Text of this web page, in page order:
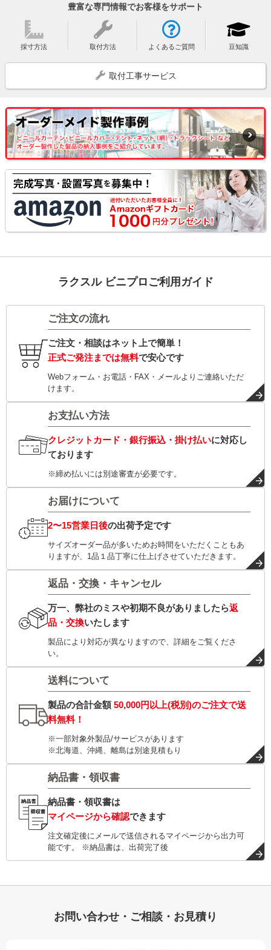
豊富な専門情報でお客様をサポート
採寸方法 取付方法 よくあるご質問 豆知識
取付工事サービス
ラクスル ビニプロご利用ガイド
ご注文の流れ
ご注文・相談はネット上で簡単！
正式ご発注までは無料で安心です
Webフォーム・お電話・FAX・メールよりご連絡いただ
けます。
お支払い方法
クレジットカード・銀行振込・掛け払いに対応し
ております
※締め払いには別途審査が必要です。
お届けについて
2〜15営業日後の出荷予定です
サイズオーダー品が多いためお時間をいただくこともあ
りますが、1品１品丁寧に仕上げさせていただきます。
返品・交換・キャンセル
万一、弊社のミスや初期不良がありましたら返
品・交換いたします
製品により対応が異なりますので、詳細をご覧くださ
い。
送料について
製品の合計金額50,000円以上(税別)のご注文で送
料無料！
※一部対象外製品/サービスがあります
※北海道、沖縄、離島は別途見積もり
納品書・領収書
納品書・領収書は
マイページから確認できます
注文確定後にメールで送信されるマイページから出力可
能です。 ※納品書は、出荷完了後
お問い合わせ・ご相談・お見積り